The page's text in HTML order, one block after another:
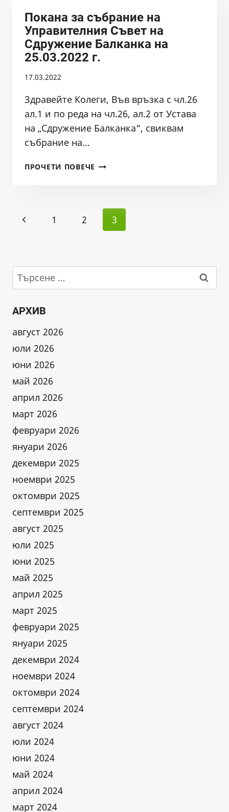
Покана за събрание на
Управителния Съвет на
Сдружение Балканка на
25.03.2022 г.
17.03.2022
Здравейте Колеги, Във връзка с чл.26
ал.1 и по реда на чл.26, ал.2 от Устава
на „Сдружение Балканка“, свиквам
събрание на…
ПРОЧЕТИ ПОВЕЧЕ ПОКАНА
УПРАВИТЕЛНИЯ
СЪВЕТ
Page
Previous
1 2 3
Търсене
за:
АРХИВ
август 2026
юли 2026
юни 2026
май 2026
април 2026
март 2026
февруари 2026
януари 2026
декември 2025
ноември 2025
октомври 2025
септември 2025
август 2025
юли 2025
юни 2025
май 2025
април 2025
март 2025
февруари 2025
януари 2025
декември 2024
ноември 2024
октомври 2024
септември 2024
август 2024
юли 2024
юни 2024
май 2024
април 2024
март 2024